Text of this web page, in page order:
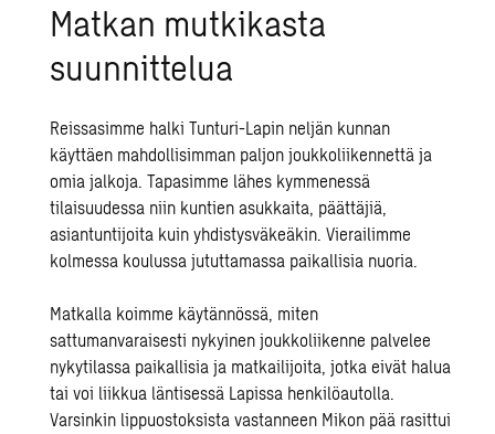
Matkan mutkikasta
suunnittelua
Reissasimme halki Tunturi-Lapin neljän kunnan
käyttäen mahdollisimman paljon joukkoliikennettä ja
omia jalkoja. Tapasimme lähes kymmenessä
tilaisuudessa niin kuntien asukkaita, päättäjiä,
asiantuntijoita kuin yhdistysväkeäkin. Vierailimme
kolmessa koulussa jututtamassa paikallisia nuoria.
Matkalla koimme käytännössä, miten
sattumanvaraisesti nykyinen joukkoliikenne palvelee
nykytilassa paikallisia ja matkailijoita, jotka eivät halua
tai voi liikkua läntisessä Lapissa henkilöautolla.
Varsinkin lippuostoksista vastanneen Mikon pää rasittui